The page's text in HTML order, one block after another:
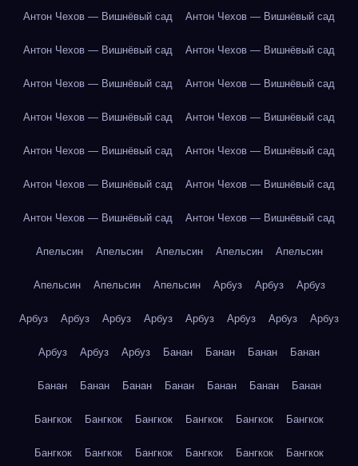
Антон Чехов — Вишнёвый сад Антон Чехов — Вишнёвый сад
Антон Чехов — Вишнёвый сад Антон Чехов — Вишнёвый сад
Антон Чехов — Вишнёвый сад Антон Чехов — Вишнёвый сад
Антон Чехов — Вишнёвый сад Антон Чехов — Вишнёвый сад
Антон Чехов — Вишнёвый сад Антон Чехов — Вишнёвый сад
Антон Чехов — Вишнёвый сад Антон Чехов — Вишнёвый сад
Антон Чехов — Вишнёвый сад Антон Чехов — Вишнёвый сад
Апельсин Апельсин Апельсин Апельсин Апельсин
Апельсин Апельсин Апельсин Арбуз Арбуз Арбуз
Арбуз Арбуз Арбуз Арбуз Арбуз Арбуз Арбуз Арбуз
Арбуз Арбуз Арбуз Банан Банан Банан Банан
Банан Банан Банан Банан Банан Банан Банан
Бангкок Бангкок Бангкок Бангкок Бангкок Бангкок
Бангкок Бангкок Бангкок Бангкок Бангкок Бангкок